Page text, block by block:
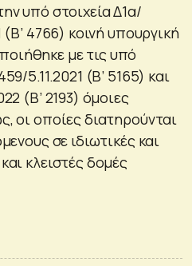
υπό στοιχεία Δ1α/
4766) κοινή υπουργική
με τις υπό
5.11.2021 (Β’ 5165) και
(Β’ 2193) όμοιες
οι οποίες διατηρούνται
σε ιδιωτικές και
κλειστές δομές